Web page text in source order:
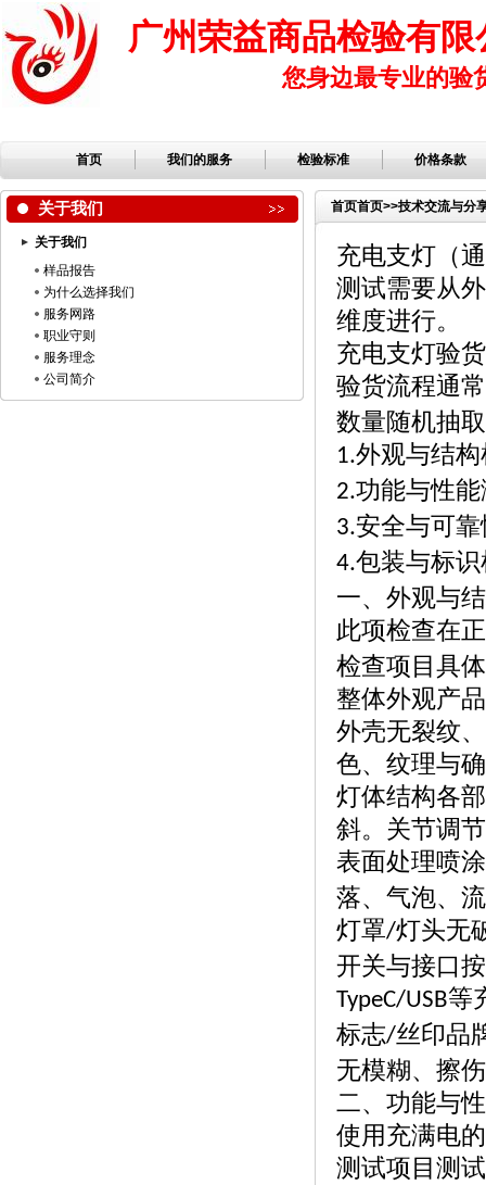
广州荣益商品检验有限
您身边最专业的验
首页 我们的服务 检验标准 价格条款
关于我们
关于我们
样品报告
为什么选择我们
服务网路
职业守则
服务理念
公司简介
首页首页>>技术交流与分
充电支灯（
测试需要从
维度进行。
充电支灯验
验货流程通
数量随机抽
1.外观与结
2.功能与性
3.安全与可
4.包装与标
一、外观与
此项检查在
检查项目具
整体外观产
外壳无裂纹
色、纹理与
灯体结构各
斜。关节调
表面处理喷
落、气泡、
灯罩/灯头无
开关与接口
TypeC/USB等
标志/丝印品
无模糊、擦
二、功能与
使用充满电
测试项目测